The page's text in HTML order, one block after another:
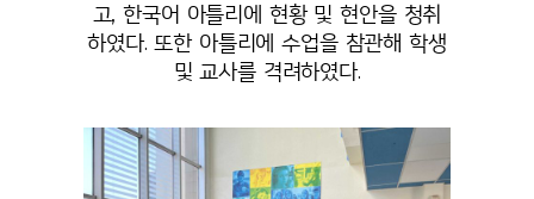
고, 한국어 아틀리에 현황 및 현안을 청취
하였다. 또한 아틀리에 수업을 참관해 학생
및 교사를 격려하였다.